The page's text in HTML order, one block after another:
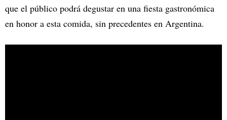
que el público podrá degustar en una fiesta gastronómica
en honor a esta comida, sin precedentes en Argentina.